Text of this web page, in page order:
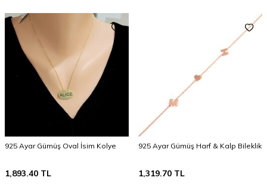
925 Ayar Gümüş Oval İsim Kolye
1,893.40 TL
925 Ayar Gümüş Harf & Kalp Bileklik
1,319.70 TL